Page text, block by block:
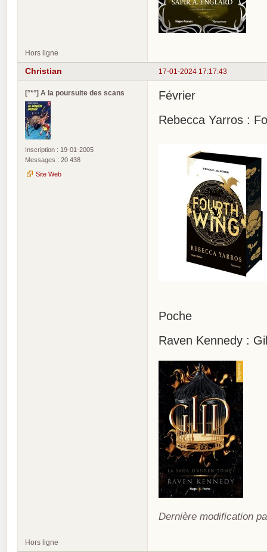
Hors ligne
17-01-2024 17:17:43
Christian
[°*°] A la poursuite des scans
Inscription : 19-01-2005
Messages : 20 438
Site Web
Février
Rebecca Yarros :
Poche
Raven Kennedy :
Dernière modification
Hors ligne